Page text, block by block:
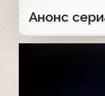
Анонс